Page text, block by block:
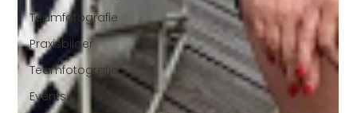
Teamfotografie
Praxisbilder
Teamfotografie
Events